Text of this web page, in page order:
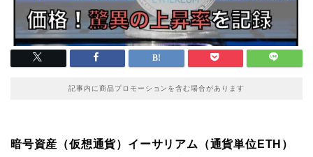
記事内に商品プロモーションを含む場合があります
暗号資産（仮想通貨）イーサリアム（通貨単位ETH）